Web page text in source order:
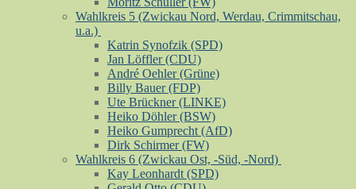
Wahlkreis 5 (Zwickau Nord, Werdau, Crimmitschau,
u.a.)
Katrin Synofzik (SPD)
Jan Löffler (CDU)
André Oehler (Grüne)
Billy Bauer (FDP)
Ute Brückner (LINKE)
Heiko Döhler (BSW)
Heiko Gumprecht (AfD)
Dirk Schirmer (FW)
Wahlkreis 6 (Zwickau Ost, -Süd, -Nord)
Kay Leonhardt (SPD)